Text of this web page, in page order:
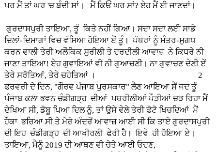
ਪਰ ਮੈਂ ਤਾਂ ਘਰ 'ਚ ਬੰਦੀ ਸਾਂ। ਮੈਂ ਕਿਓਂ ਘਰ ਸਾਂ? ਏਹ ਮੈਂ ਈ ਜਾਣਦਾਂ।
ਗੁਰਦਾਸਪੁਰੀ ਤਾਇਆ, ਤੂੰ ਕਿਤੇ ਨਹੀਂ ਗਿਆ। ਸਦਾ ਸਦਾ ਲਈ ਸਾਡੇ
ਦਿਲਾਂ-ਦਿਮਾਗਾਂ ਵਿਚ ਵੱਸਿਆ ਹੋਇਆ ਏਂ ਤੂੰ। ਪੱਥਰਾਂ ਨੂੰ ਮੰਤਰ-ਮੁਗਧ
ਕਰਨ ਵਾਲੀ ਤੇਰੀ ਅਲੌਕਿਕ ਸੁਰੀਲੀ ਤੇ ਦਰਦੀਲੀ ਆਵਾਜ਼ ਨੇ ਕਿਧਰੇ ਨੀ
ਜਾਣਾ ਤਾਇਆ! ਏਹ ਗੁਵਾਇਆਂ ਵੀ ਨੀ ਗੁਆਚਣੀ। ਨਾ ਗੁਵਾਚਣ ਦੇਣੀ ਏਂ
ਤੇਰੇ ਸਰੋਤਿਆਂ, ਤੇਰੇ ਚਹੇਤਿਆਂ । 2
ਫਰਵਰੀ ਦੇ ਦਿਨ, "ਗੌਰਵ ਪੰਜਾਬ ਪੁਰਸਕਾਰ" ਲੈਣ ਆਇਆ ਸੈਂ ਜਦ ਤੂੰ
ਪੰਜਾਬ ਕਲਾ ਭਵਨ ਚੰਡੀਗੜ੍ਹ ਦੀਆਂ ਪਥਰੀਲੀਆਂ ਪੌੜੀਆਂ ਚੜ ਰਿਹਾ ਮੈਂ
ਦੇਖਿਆ ਸੀ, ਡੋਬੂ ਪਿਆ ਦਿਲ ਨੂੰ, ਤਾਂ ਉਸੇ ਵੇਲੇ ਤੇਰੀ ਫੋਟੋ ਖਿਚਦਿਆਂ ਮੈਂ
ਹੌਕਾ ਭਰਿਆ ਸੀ ਤੇ ਮੇਰੇ ਅੰਦਰੋਂ ਆਵਾਜ਼ ਆਈ ਸੀ ਕਿ ਤਾਏ ਗੁਰਦਾਸਪੁਰੀ
ਦੀ ਇਹ ਚੰਡੀਗੜ੍ਹ ਦੀ ਆਖੀਰਲੀ ਫੇਰੀ ਹੈ। ਇਵੇ ਹੀ ਹੋਇਆ ਏ।
ਤਾਇਆ, ਮੈਨੂੰ 2019 ਦੀ ਆਥਣ ਵੀ ਚੇਤੇ ਆਈ ਓਦਣ,